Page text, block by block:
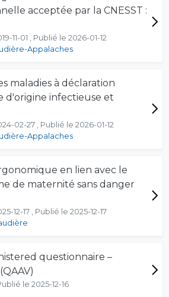
acceptée par la CNESST :
11-01 , Publié le 2026-01-12
Appalaches
maladies à déclaration
d'origine infectieuse et
02-27 , Publié le 2026-01-12
Appalaches
en lien avec le
de maternité sans danger
12-17 , Publié le 2025-12-17
questionnaire –
le 2025-12-16